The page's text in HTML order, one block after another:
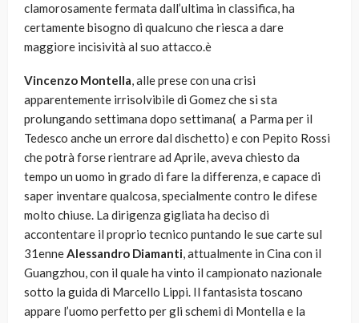
clamorosamente fermata dall’ultima in classifica, ha
certamente bisogno di qualcuno che riesca a dare
maggiore incisività al suo attacco.è
Vincenzo Montella, alle prese con una crisi
apparentemente irrisolvibile di Gomez che si sta
prolungando settimana dopo settimana( a Parma per il
Tedesco anche un errore dal dischetto) e con Pepito Rossi
che potrà forse rientrare ad Aprile, aveva chiesto da
tempo un uomo in grado di fare la differenza, e capace di
saper inventare qualcosa, specialmente contro le difese
molto chiuse. La dirigenza gigliata ha deciso di
accontentare il proprio tecnico puntando le sue carte sul
31enneAlessandro Diamanti, attualmente in Cina con il
Guangzhou, con il quale ha vinto il campionato nazionale
sotto la guida di Marcello Lippi. Il fantasista toscano
appare l’uomo perfetto per gli schemi di Montella e la